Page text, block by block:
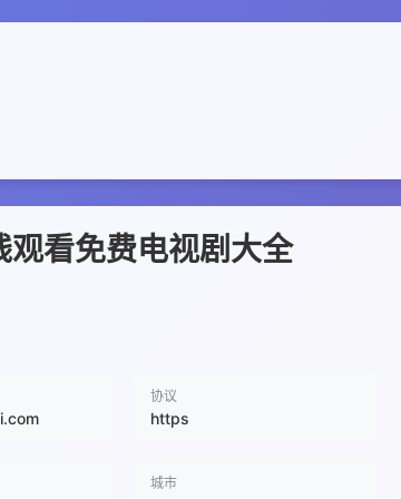
看免费电视剧大全
协议
https
城市